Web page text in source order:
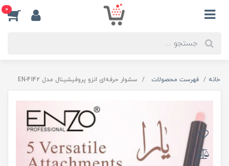
0
خانه فهرست محصولات سشوار حرفه‌ای انزو پروفیشینال مدل EN-4142